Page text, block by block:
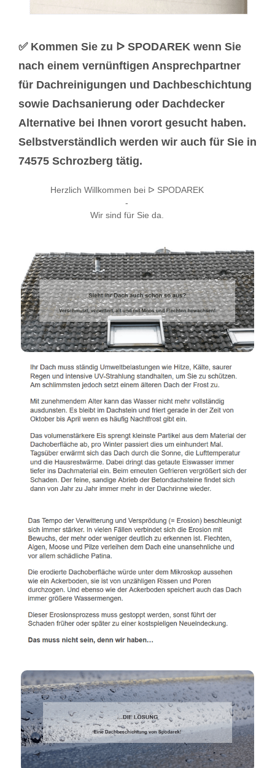
✅ Kommen Sie zu ᐅ SPODAREK wenn Sie
nach einem vernünftigen Ansprechpartner
für Dachreinigungen und Dachbeschichtung
sowie Dachsanierung oder Dachdecker
Alternative bei Ihnen vorort gesucht haben.
Selbstverständlich werden wir auch für Sie in
74575 Schrozberg tätig.
Herzlich Willkommen bei ᐅ SPODAREK
-
Wir sind für Sie da.